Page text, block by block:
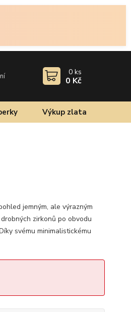
0 ks
0 Kč
Výkup zlata
jemným, ale výrazným
zirkonů po obvodu
svému minimalistickému